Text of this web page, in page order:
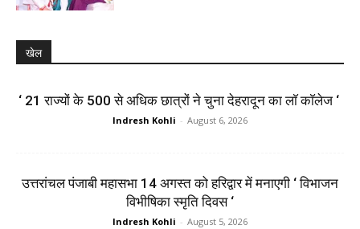
खेल
‘ 21 राज्यों के 500 से अधिक छात्रों ने चुना देहरादून का लाॅ काॅलेज ‘
Indresh Kohli - August 6, 2026
उत्तरांचल पंजाबी महासभा 14 अगस्त को हरिद्वार में मनाएगी ‘ विभाजन
विभीषिका स्मृति दिवस ‘
Indresh Kohli - August 5, 2026